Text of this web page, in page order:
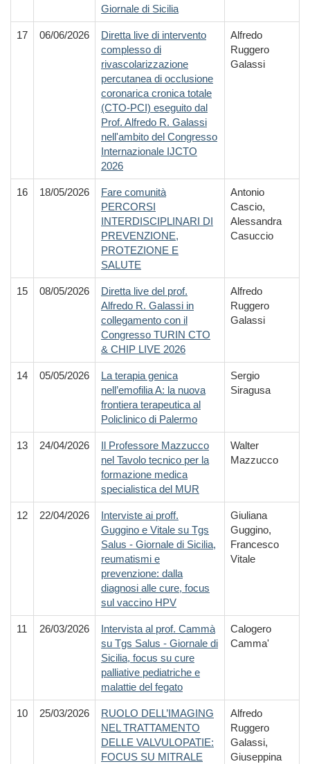
Giornale di Sicilia
17 06/06/2026
Diretta live di intervento
complesso di
rivascolarizzazione
percutanea di occlusione
coronarica cronica totale
(CTO-PCI) eseguito dal
Prof. Alfredo R. Galassi
nell'ambito del Congresso
Internazionale IJCTO
2026
Alfredo
Ruggero
Galassi
16 18/05/2026
Fare comunità
PERCORSI
INTERDISCIPLINARI DI
PREVENZIONE,
PROTEZIONE E
SALUTE
Antonio
Cascio,
Alessandra
Casuccio
15 08/05/2026
Diretta live del prof.
Alfredo R. Galassi in
collegamento con il
Congresso TURIN CTO
& CHIP LIVE 2026
Alfredo
Ruggero
Galassi
14 05/05/2026
La terapia genica
nell’emofilia A: la nuova
frontiera terapeutica al
Policlinico di Palermo
Sergio
Siragusa
13 24/04/2026
Il Professore Mazzucco
nel Tavolo tecnico per la
formazione medica
specialistica del MUR
Walter
Mazzucco
12 22/04/2026
Interviste ai proff.
Guggino e Vitale su Tgs
Salus - Giornale di Sicilia,
reumatismi e
prevenzione: dalla
diagnosi alle cure, focus
sul vaccino HPV
Giuliana
Guggino,
Francesco
Vitale
11 26/03/2026
Intervista al prof. Cammà
su Tgs Salus - Giornale di
Sicilia, focus su cure
palliative pediatriche e
malattie del fegato
Calogero
Camma'
10 25/03/2026
RUOLO DELL’IMAGING
NEL TRATTAMENTO
DELLE VALVULOPATIE:
FOCUS SU MITRALE
Alfredo
Ruggero
Galassi,
Giuseppina